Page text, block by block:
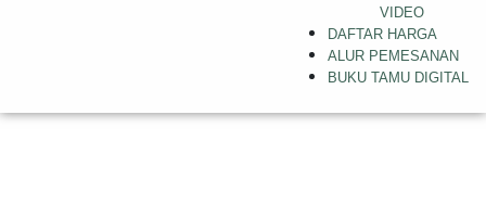
VIDEO
DAFTAR HARGA
ALUR PEMESANAN
BUKU TAMU DIGITAL